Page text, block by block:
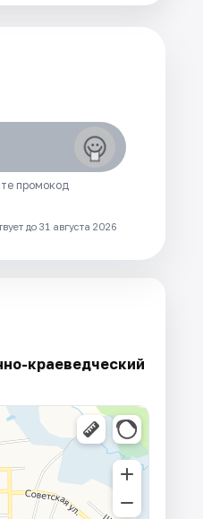
промокод
до 31 августа 2026
краеведческий